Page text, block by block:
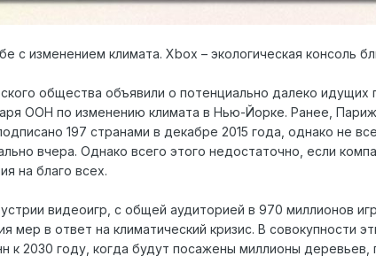
с изменением климата. Xbox – экологическая консоль
общества объявили о потенциально далеко
ООН по изменению климата в Нью-Йорке. Ранее,
197 странами в декабре 2015 года, однако не
вчера. Однако всего этого недостаточно, если
на благо всех.
видеоигр, с общей аудиторией в 970 миллионов
мер в ответ на климатический кризис. В совокупности
к 2030 году, когда будут посажены миллионы деревьев,